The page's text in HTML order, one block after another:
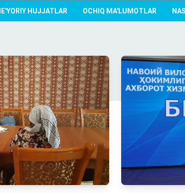
HUJJATLAR OCHIQ MA'LUMOTLAR